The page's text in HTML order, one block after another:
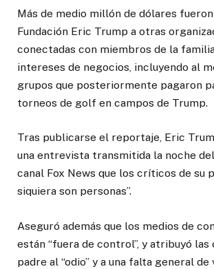
Más de medio millón de dólares
Fundación Eric Trump a otras
conectadas con miembros de la
intereses de negocios, incluyendo al
grupos que posteriormente pagaron
torneos de golf en campos de Trump.
Tras publicarse el reportaje, Eric
una entrevista transmitida la noche
canal Fox News que los críticos de su
siquiera son personas”.
Aseguró además que los medios de
están “fuera de control”, y atribuyó las
padre al “odio” y a una falta general de